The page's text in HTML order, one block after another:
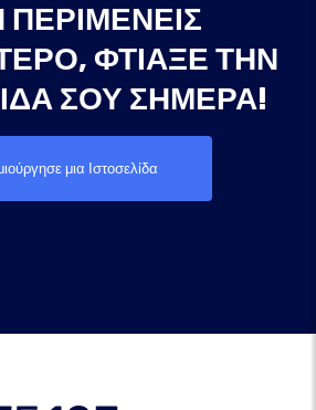
ΦΤΙΆΞΕ ΤΗΝ
ΣΟΥ ΣΉΜΕΡΑ!
μια Ιστοσελίδα